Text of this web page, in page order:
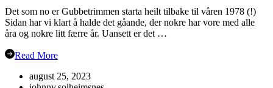
Det som no er Gubbetrimmen starta heilt tilbake til våren 1978 (!)
Sidan har vi klart å halde det gåande, der nokre har vore med alle
åra og nokre litt færre år. Uansett er det …
Read More
august 25, 2023